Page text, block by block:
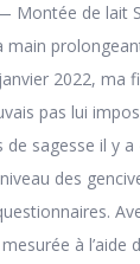
Montée de lait
main
2022, ma
pas lui
de sagesse il y
des
à l’aide